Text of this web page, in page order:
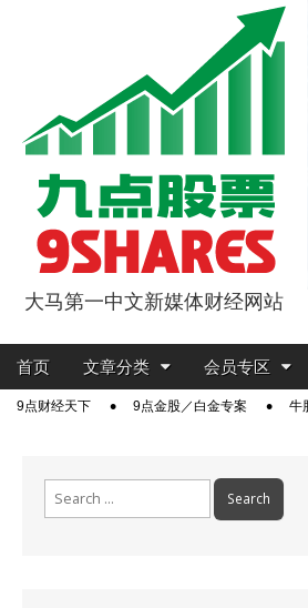
9点股票
大马第一中文新媒体财经网站
Main
Skip
content
首页 文章分类 会员专区
Sub9点财经天下 9点金股／白金专案 牛